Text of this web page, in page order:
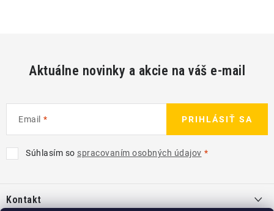
Aktuálne novinky a akcie na váš e-mail
Email
Súhlasím so spracovaním osobných údajov
PRIHLÁSIŤ SA
pKontakt